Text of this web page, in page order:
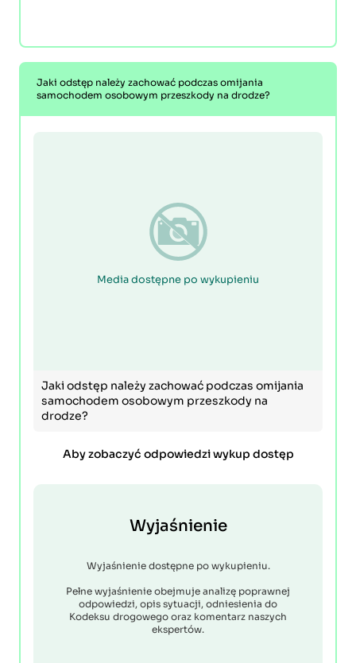
Jaki odstęp należy zachować podczas omijania
samochodem osobowym przeszkody na drodze?
Media dostępne po wykupieniu
Jaki odstęp należy zachować podczas omijania
samochodem osobowym przeszkody na
drodze?
Aby zobaczyć odpowiedzi wykup dostęp
Wyjaśnienie
Wyjaśnienie dostępne po wykupieniu.
Pełne wyjaśnienie obejmuje analizę poprawnej
odpowiedzi, opis sytuacji, odniesienia do
Kodeksu drogowego oraz komentarz naszych
ekspertów.